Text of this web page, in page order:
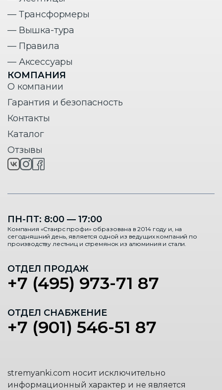
— Трансформеры
— Вышка-тура
— Правила
— Аксессуары
КОМПАНИЯ
О компании
Гарантия и безопасность
Контакты
Каталог
Отзывы
ПН-ПТ: 8:00 — 17:00
Компания «Стаирс профи» образована в 2014 году и, на
сегодняшний день, является одной из ведущих компаний по
производству лестниц и стремянок из алюминия и стали.
ОТДЕЛ ПРОДАЖ
+7 (495) 973-71 87
ОТДЕЛ СНАБЖЕНИЕ
+7 (901) 546-51 87
stremyanki.com носит исключительно
информационный характер и не является